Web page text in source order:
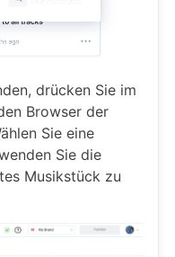
drücken Sie im
Browser der
Sie eine
Sie die
Musikstück zu